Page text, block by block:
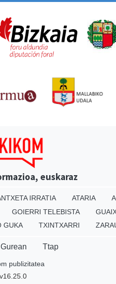
euskaraz
IRRATIA ATARIA
GOIERRI TELEBISTA
GUKA TXINTXARRI
Gurean Ttap
publizitatea
v16.25.0